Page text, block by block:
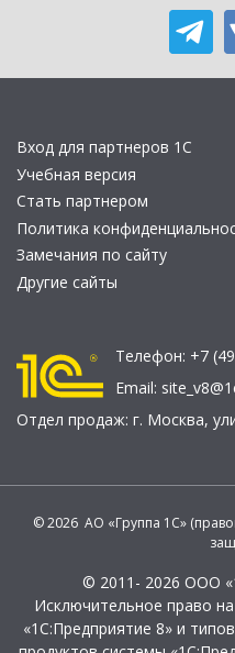
Вход для партнеров 1С
Учебная версия
Стать партнером
Политика
Замечания по сайту
Другие сайты
Телефон: +7
Email:
Отдел продаж: г. Москва,
© 2026 АО «Группа 1С»
© 2011- 2026 ООО
Исключительное право
«1С:Предприятие 8» и